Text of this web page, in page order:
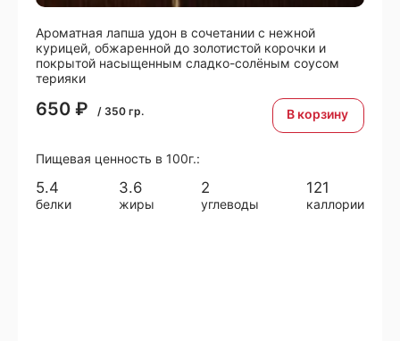
Ароматная лапша удон в сочетании с нежной
курицей, обжаренной до золотистой корочки и
покрытой насыщенным сладко-солёным соусом
терияки
650 ₽ / 350 гр. В корзину
Пищевая ценность в 100г.:
5.4
белки
3.6
жиры
2
углеводы
121
каллории